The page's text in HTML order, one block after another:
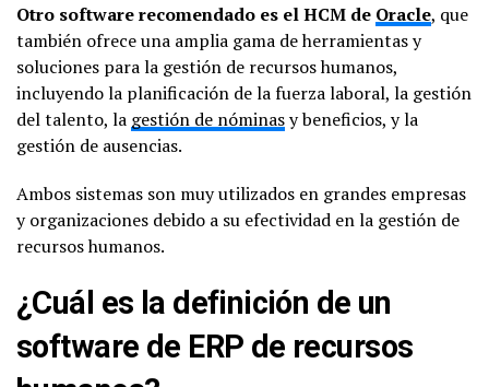
Otro software recomendado es el HCM de Oracle, que
también ofrece una amplia gama de herramientas y
soluciones para la gestión de recursos humanos,
incluyendo la planificación de la fuerza laboral, la gestión
del talento, la gestión de nóminasy beneficios, y la
gestión de ausencias.
Ambos sistemas son muy utilizados en grandes empresas
y organizaciones debido a su efectividad en la gestión de
recursos humanos.
¿Cuál es la definición de un
software de ERP de recursos